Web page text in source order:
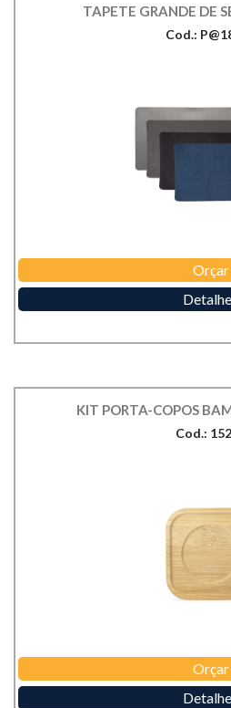
TAPETE GRANDE DE
Cod.:
Orçar
KIT PORTA-COPOS
Cod.:
Orçar